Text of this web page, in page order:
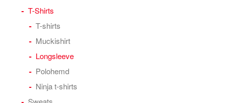
T-Shirts
T-shirts
Muckishirt
Longsleeve
Polohemd
Ninja t-shirts